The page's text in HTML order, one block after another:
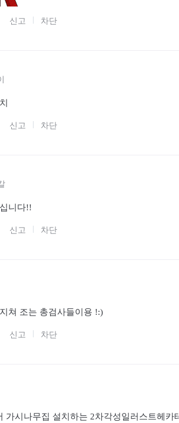
신고 차단
신고 차단
니다!!
신고 차단
쳐 조는 총검사들이용 !:)
신고 차단
가시나무집 설치하는 2차각성일러스트헤